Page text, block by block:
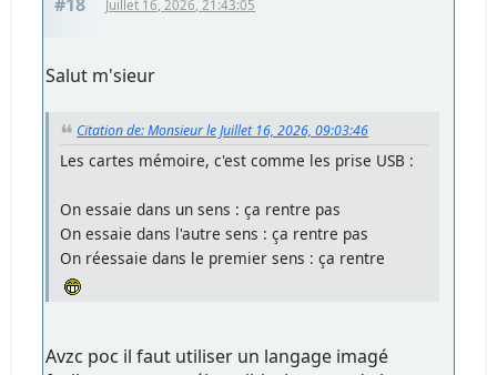
Juillet 16, 2026, 21:43:05
Salut m'sieur
Citation de: Monsieur le Juillet 16, 2026, 09:03:46
Les cartes mémoire, c'est comme les prise USB :
On essaie dans un sens : ça rentre pas
On essaie dans l'autre sens : ça rentre pas
On réessaie dans le premier sens : ça rentre
Avzc poc il faut utiliser un langage imagé